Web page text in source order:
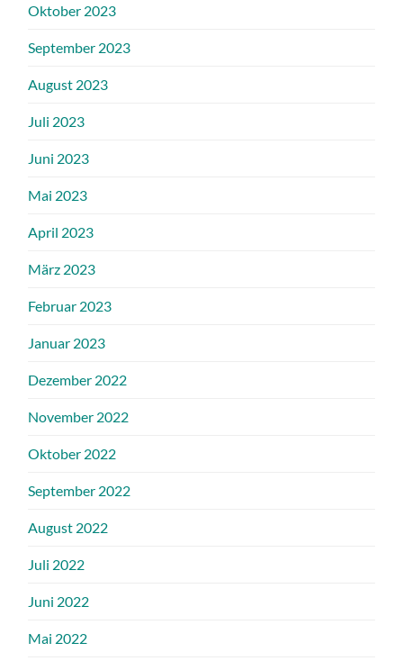
Oktober 2023
September 2023
August 2023
Juli 2023
Juni 2023
Mai 2023
April 2023
März 2023
Februar 2023
Januar 2023
Dezember 2022
November 2022
Oktober 2022
September 2022
August 2022
Juli 2022
Juni 2022
Mai 2022